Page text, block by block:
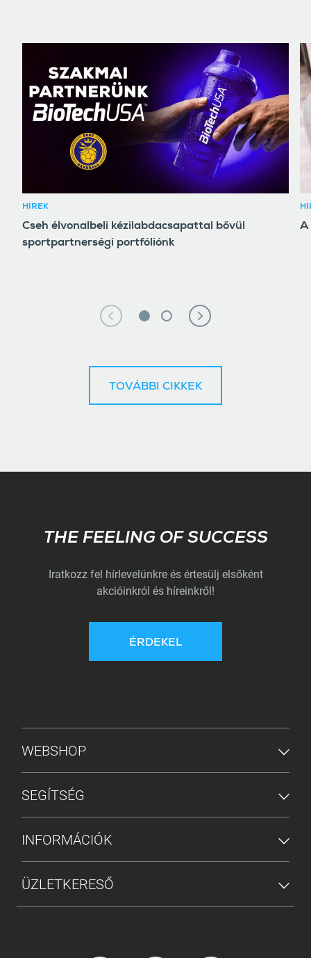
HÍREK
Cseh élvonalbeli kézilabdacsapattal bővül
sportpartnerségi portfóliónk
A
TOVÁBBI CIKKEK
Subscribe
THE FEELING OF SUCCESS
Iratkozz fel hírlevelünkre és értesülj elsőként
akcióinkról és híreinkről!
ÉRDEKEL
ALSÓ MENÜ
WEBSHOP
SEGÍTSÉG
INFORMÁCIÓK
ÜZLETKERESŐ